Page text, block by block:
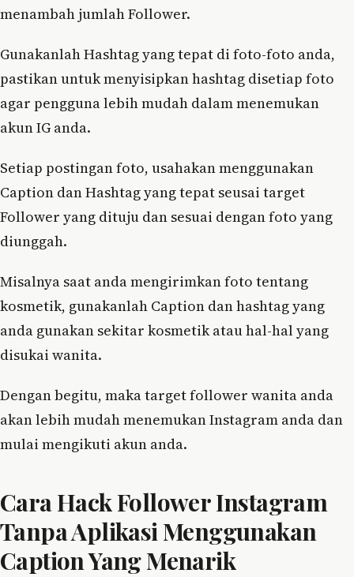
menambah jumlah Follower.
Gunakanlah Hashtag yang tepat di foto-foto anda,
pastikan untuk menyisipkan hashtag disetiap foto
agar pengguna lebih mudah dalam menemukan
akun IG anda.
Setiap postingan foto, usahakan menggunakan
Caption dan Hashtag yang tepat seusai target
Follower yang dituju dan sesuai dengan foto yang
diunggah.
Misalnya saat anda mengirimkan foto tentang
kosmetik, gunakanlah Caption dan hashtag yang
anda gunakan sekitar kosmetik atau hal-hal yang
disukai wanita.
Dengan begitu, maka target follower wanita anda
akan lebih mudah menemukan Instagram anda dan
mulai mengikuti akun anda.
Cara Hack Follower Instagram
Tanpa Aplikasi Menggunakan
Caption Yang Menarik